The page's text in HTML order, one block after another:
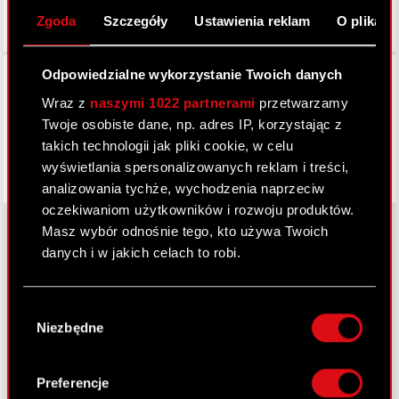
Zgoda Szczegóły Ustawienia reklam O
Odpowiedzialne wykorzystanie Twoich danych
Wraz z naszymi 1022 partnerami przetwarzamy
Twoje osobiste dane, np. adres IP, korzystając z
takich technologii jak pliki cookie, w celu
wyświetlania spersonalizowanych reklam i treści,
analizowania tychże, wychodzenia naprzeciw
oczekiwaniom użytkowników i rozwoju produktów.
Masz wybór odnośnie tego, kto używa Twoich
danych i w jakich celach to robi.
Gromadzić dane dotyczące Twojej
lokalizacji geograficznej z dokładnością nawet
Identyfikować Twoje urządzenie, aktywnie
zgody
Niezbędne
Preferencje
Facebook
Inwestorzy